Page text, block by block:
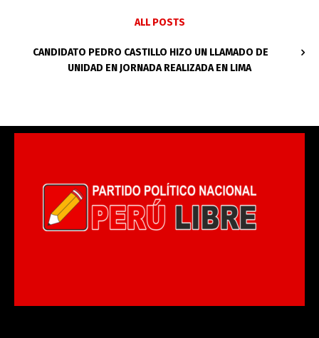
ALL POSTS
CANDIDATO PEDRO CASTILLO HIZO UN LLAMADO DE
UNIDAD EN JORNADA REALIZADA EN LIMA